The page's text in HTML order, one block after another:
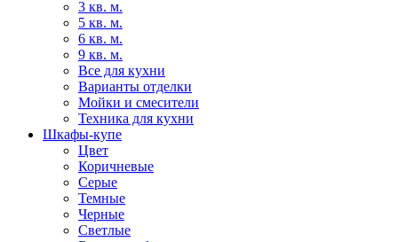
3 кв. м.
5 кв. м.
6 кв. м.
9 кв. м.
Все для кухни
Варианты отделки
Мойки и смесители
Техника для кухни
Шкафы-купе
Цвет
Коричневые
Серые
Темные
Черные
Светлые